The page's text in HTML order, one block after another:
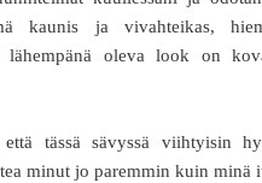
kaunis ja vivahteikas,
oleva look on
tässä sävyssä viihtyisin
minut jo paremmin kuin minä